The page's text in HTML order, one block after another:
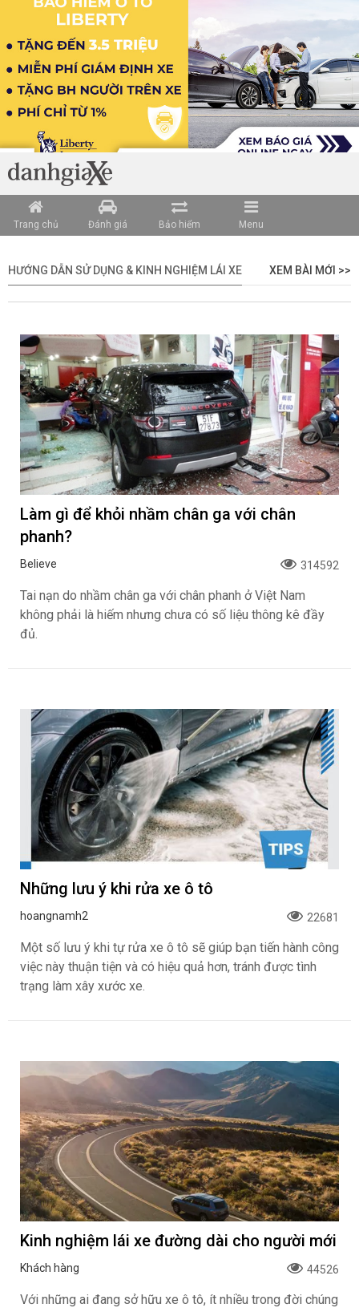
Trang chủ Đánh giá Bảo hiểm Menu
HƯỚNG DẪN SỬ DỤNG & KINH NGHIỆM LÁI XE XEM BÀI MỚI >>
Làm gì để khỏi nhầm chân ga với chân
phanh?
Believe 314592
Tai nạn do nhầm chân ga với chân phanh ở Việt Nam
không phải là hiếm nhưng chưa có số liệu thông kê đầy
đủ.
Những lưu ý khi rửa xe ô tô
hoangnamh2 22681
Một số lưu ý khi tự rửa xe ô tô sẽ giúp bạn tiến hành công
việc này thuận tiện và có hiệu quả hơn, tránh được tình
trạng làm xây xước xe.
Kinh nghiệm lái xe đường dài cho người mới
Khách hàng 44526
Với những ai đang sở hữu xe ô tô, ít nhiều trong đời chúng